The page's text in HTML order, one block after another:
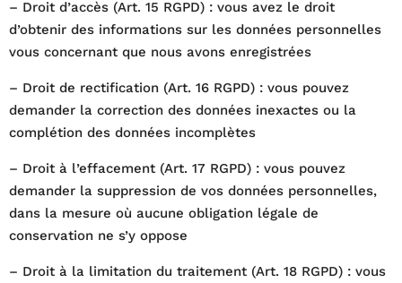
– Droit d’accès (Art. 15 RGPD) : vous avez le droit
d’obtenir des informations sur les données personnelles
vous concernant que nous avons enregistrées
– Droit de rectification (Art. 16 RGPD) : vous pouvez
demander la correction des données inexactes ou la
complétion des données incomplètes
– Droit à l’effacement (Art. 17 RGPD) : vous pouvez
demander la suppression de vos données personnelles,
dans la mesure où aucune obligation légale de
conservation ne s’y oppose
– Droit à la limitation du traitement (Art. 18 RGPD) : vous